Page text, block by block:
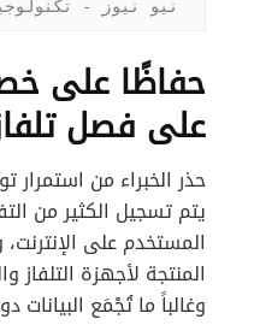
نيو نيوز -
حفاظًا على
على فصل
حذر الخبراء من استمرار
يتم تسجيل الكثير من
المستخدم على
المنتجة لأجهزة التلفاز
وغالباً ما تُجْمَع